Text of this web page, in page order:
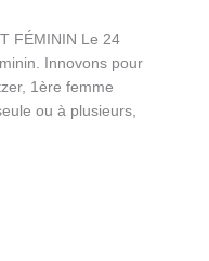
FÉMININ Le 24
Innovons pour
1ère femme
ou à plusieurs,